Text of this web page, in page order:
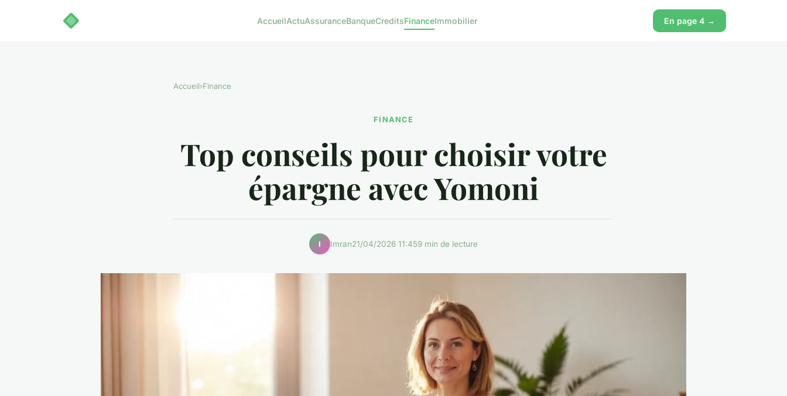
AccueilActuAssuranceBanqueCreditsFinanceImmobilier En page 4 →
Accueil›Finance
FINANCE
Top conseils pour choisir votre
épargne avec Yomoni
I Imran21/04/2026 11:459 min de lecture